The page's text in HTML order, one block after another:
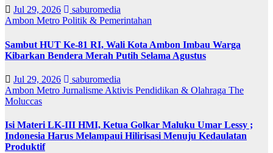
Jul 29, 2026
saburomedia
Ambon Metro Politik & Pemerintahan
Sambut HUT Ke-81 RI, Wali Kota Ambon Imbau Warga
Kibarkan Bendera Merah Putih Selama Agustus
Jul 29, 2026
saburomedia
Ambon Metro Jurnalisme Aktivis Pendidikan & Olahraga The
Moluccas
Isi Materi LK-III HMI, Ketua Golkar Maluku Umar Lessy ;
Indonesia Harus Melampaui Hilirisasi Menuju Kedaulatan
Produktif